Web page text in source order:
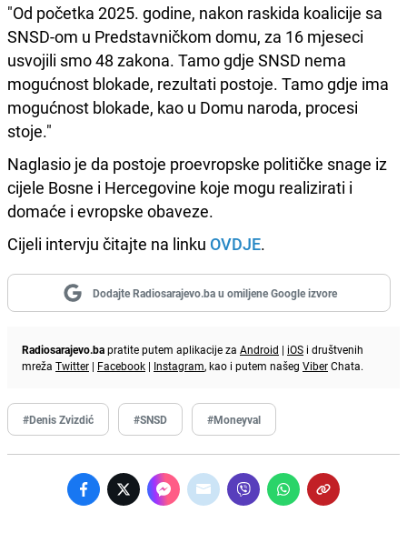
"Od početka 2025. godine, nakon raskida koalicije sa
SNSD-om u Predstavničkom domu, za 16 mjeseci
usvojili smo 48 zakona. Tamo gdje SNSD nema
mogućnost blokade, rezultati postoje. Tamo gdje ima
mogućnost blokade, kao u Domu naroda, procesi
stoje."
Naglasio je da postoje proevropske političke snage iz
cijele Bosne i Hercegovine koje mogu realizirati i
domaće i evropske obaveze.
Cijeli intervju čitajte na linku OVDJE.
Dodajte Radiosarajevo.ba u omiljene Google izvore
Radiosarajevo.bapratite putem aplikacije za Android | iOS i društvenih
mreža Twitter | Facebook | Instagram, kao i putem našeg ViberChata.
#Denis Zvizdić #SNSD #Moneyval